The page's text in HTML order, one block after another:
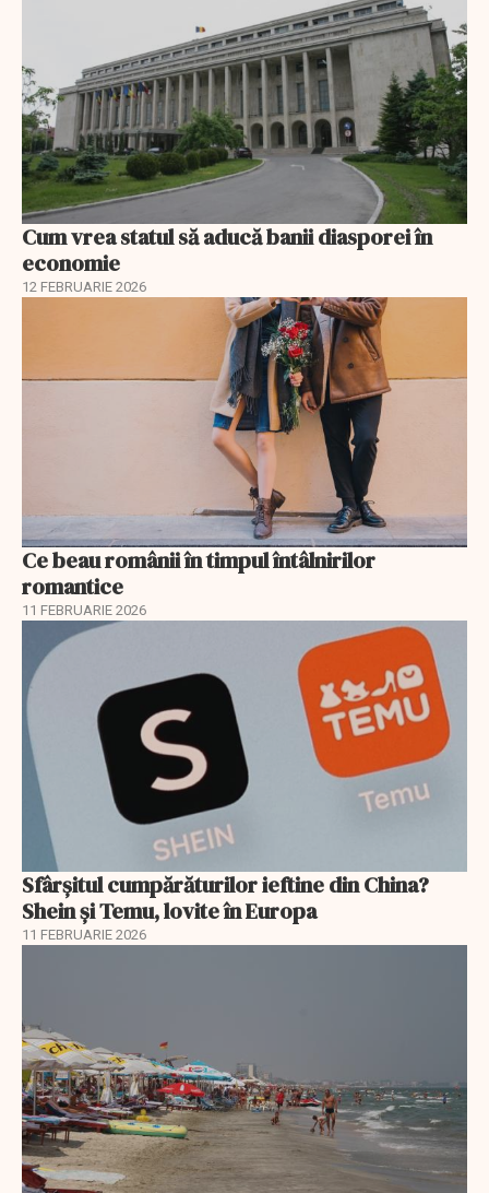
Cum vrea statul să aducă banii diasporei în
economie
12 FEBRUARIE 2026
Ce beau românii în timpul întâlnirilor
romantice
11 FEBRUARIE 2026
Sfârșitul cumpărăturilor ieftine din China?
Shein și Temu, lovite în Europa
11 FEBRUARIE 2026